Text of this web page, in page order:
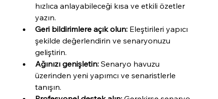
hızlıca anlayabileceği kısa ve etkili özetler
yazın.
Geri bildirimlere açık olun: Eleştirileri yapıcı
şekilde değerlendirin ve senaryonuzu
geliştirin.
Ağınızı genişletin: Senaryo havuzu
üzerinden yeni yapımcı ve senaristlerle
tanışın.